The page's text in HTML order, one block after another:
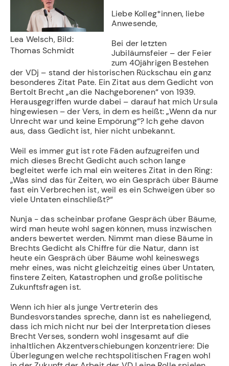
Lea Welsch, Bild:
Thomas Schmidt
Liebe Kolleg*innen, liebe
Anwesende,
Bei der letzten
Jubiläumsfeier – der Feier
zum 40jährigen Bestehen
der VDj – stand der historischen Rückschau ein ganz
besonderes Zitat Pate. Ein Zitat aus dem Gedicht von
Bertolt Brecht „an die Nachgeborenen“ von 1939.
Herausgegriffen wurde dabei – darauf hat mich Ursula
hingewiesen – der Vers, in dem es heißt: „Wenn da nur
Unrecht war und keine Empörung“? Ich gehe davon
aus, dass Gedicht ist, hier nicht unbekannt.
Weil es immer gut ist rote Fäden aufzugreifen und
mich dieses Brecht Gedicht auch schon lange
begleitet werfe ich mal ein weiteres Zitat in den Ring:
„Was sind das für Zeiten, wo ein Gespräch über Bäume
fast ein Verbrechen ist, weil es ein Schweigen über so
viele Untaten einschließt?“
Nunja - das scheinbar profane Gespräch über Bäume,
wird man heute wohl sagen können, muss inzwischen
anders bewertet werden. Nimmt man diese Bäume in
Brechts Gedicht als Chiffre für die Natur, dann ist
heute ein Gespräch über Bäume wohl keineswegs
mehr eines, was nicht gleichzeitig eines über Untaten,
finstere Zeiten, Katastrophen und große politische
Zukunftsfragen ist.
Wenn ich hier als junge Vertreterin des
Bundesvorstandes spreche, dann ist es naheliegend,
dass ich mich nicht nur bei der Interpretation dieses
Brecht Verses, sondern wohl insgesamt auf die
inhaltlichen Akzentverschiebungen konzentriere: Die
Überlegungen welche rechtspolitischen Fragen wohl